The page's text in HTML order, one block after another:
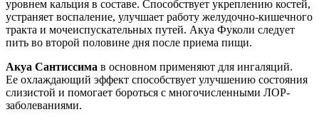
уровнем кальция в составе. Способствует укреплению костей,
устраняет воспаление, улучшает работу желудочно-кишечного
тракта и мочеиспускательных путей. Акуа Фуколи следует
пить во второй половине дня после приема пищи.
Акуа Сантиссима в основном применяют для ингаляций.
Ее охлаждающий эффект способствует улучшению состояния
слизистой и помогает бороться с многочисленными ЛОР-
заболеваниями.